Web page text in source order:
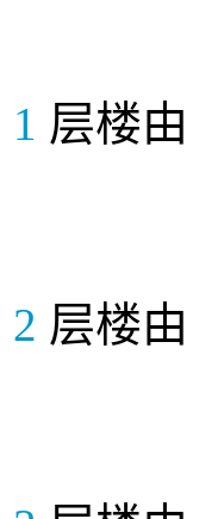
1 层楼由
2 层楼由